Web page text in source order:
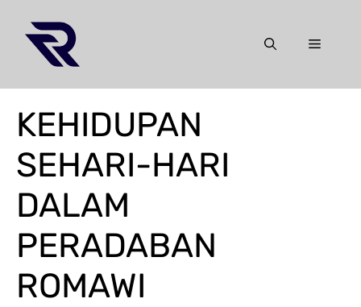
content
Menu
KEHIDUPAN
SEHARI-HARI
DALAM
PERADABAN
ROMAWI